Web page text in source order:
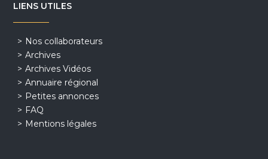
LIENS UTILES
Nos collaborateurs
Archives
Archives Vidéos
Annuaire régional
Petites annonces
FAQ
Mentions légales